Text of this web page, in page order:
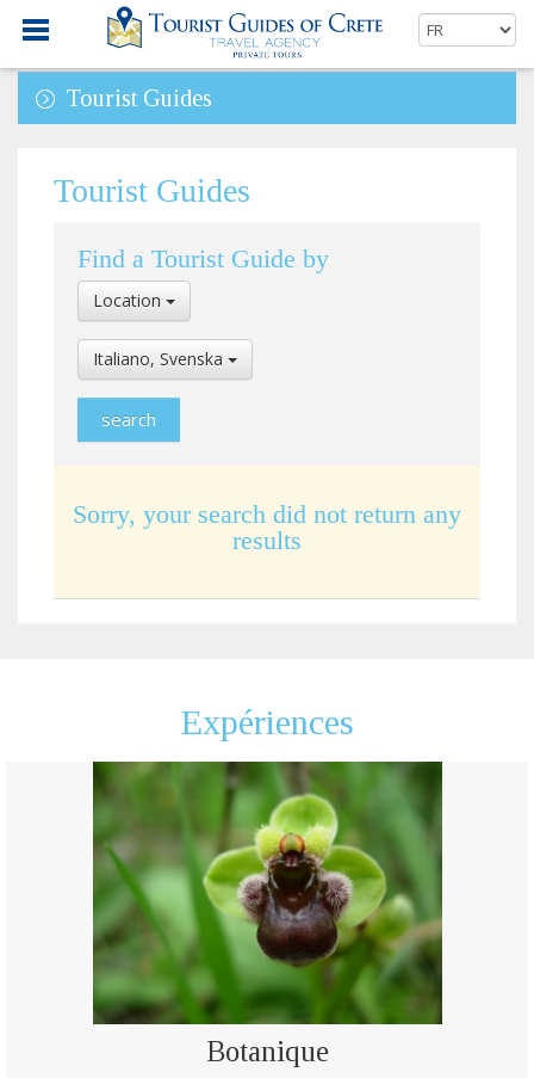
Tourist Guides
Tourist Guides
Find a Tourist Guide by
Select
Location
Location
Select
Language
Italiano, Svenska
Sorry, your search did not return any
results
Expériences
Botanique